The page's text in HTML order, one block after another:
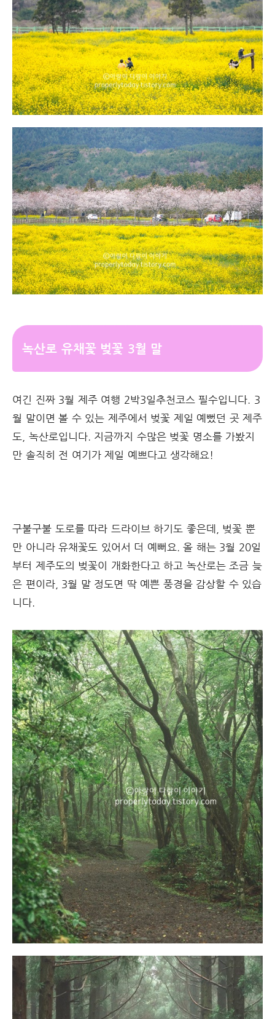
녹산로 유채꽃 벚꽃 3월 말
여긴 진짜 3월 제주 여행 2박3일추천코스 필수입니다. 3
월 말이면 볼 수 있는 제주에서 벚꽃 제일 예뻤던 곳 제주
도, 녹산로입니다. 지금까지 수많은 벚꽃 명소를 가봤지
만 솔직히 전 여기가 제일 예쁘다고 생각해요!
구불구불 도로를 따라 드라이브 하기도 좋은데, 벚꽃 뿐
만 아니라 유채꽃도 있어서 더 예뻐요. 올 해는 3월 20일
부터 제주도의 벚꽃이 개화한다고 하고 녹산로는 조금 늦
은 편이라, 3월 말 정도면 딱 예쁜 풍경을 감상할 수 있습
니다.